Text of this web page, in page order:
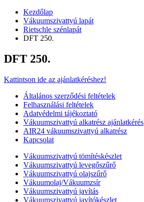
Kezdőlap
Vákuumszivattyú lapát
Rietschle szénlapát
DFT 250.
DFT 250.
Kattintson ide az ajánlatkéréshez!
Általános szerződési feltételek
Felhasználási feltételek
Adatvédelmi tájékoztató
Vákuumszivattyú alkatrész ajánlatkérés
AIR24 vákuumszivattyú alkatrész
Kapcsolat
Vákuumszivattyú tömítéskészlet
Vákuumszivattyú levegőszűrő
Vákuumszivattyú olajszűrő
Vákuumolaj/Vákuumzsír
Vákuumszivattyú javítás
Vákuumszivattyú javítókészlet